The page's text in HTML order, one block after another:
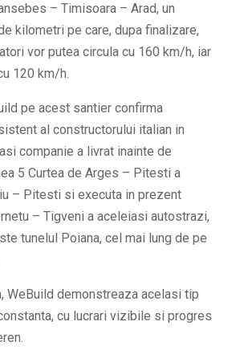
– Timisoara – Arad, un
kilometri pe care, dupa finalizare,
vor putea circula cu 160 km/h, iar
120 km/h.
pe acest santier confirma
al constructorului italian in
companie a livrat inainte de
5 Curtea de Arges – Pitesti a
– Pitesti si executa in prezent
– Tigveni a aceleiasi autostrazi,
tunelul Poiana, cel mai lung de pe
WeBuild demonstreaza acelasi tip
cu lucrari vizibile si progres